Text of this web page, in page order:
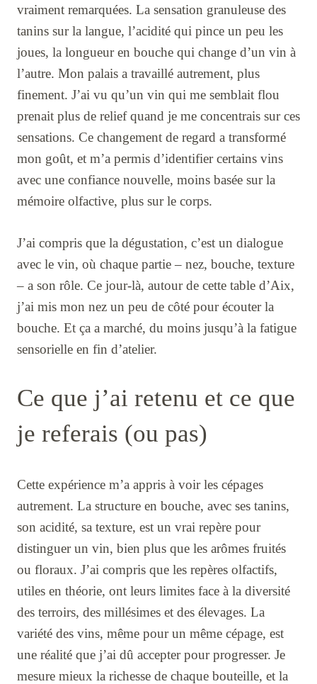
vraiment remarquées. La sensation granuleuse des
tanins sur la langue, l’acidité qui pince un peu les
joues, la longueur en bouche qui change d’un vin à
l’autre. Mon palais a travaillé autrement, plus
finement. J’ai vu qu’un vin qui me semblait flou
prenait plus de relief quand je me concentrais sur ces
sensations. Ce changement de regard a transformé
mon goût, et m’a permis d’identifier certains vins
avec une confiance nouvelle, moins basée sur la
mémoire olfactive, plus sur le corps.
J’ai compris que la dégustation, c’est un dialogue
avec le vin, où chaque partie – nez, bouche, texture
– a son rôle. Ce jour-là, autour de cette table d’Aix,
j’ai mis mon nez un peu de côté pour écouter la
bouche. Et ça a marché, du moins jusqu’à la fatigue
sensorielle en fin d’atelier.
Ce que j’ai retenu et ce que
je referais (ou pas)
Cette expérience m’a appris à voir les cépages
autrement. La structure en bouche, avec ses tanins,
son acidité, sa texture, est un vrai repère pour
distinguer un vin, bien plus que les arômes fruités
ou floraux. J’ai compris que les repères olfactifs,
utiles en théorie, ont leurs limites face à la diversité
des terroirs, des millésimes et des élevages. La
variété des vins, même pour un même cépage, est
une réalité que j’ai dû accepter pour progresser. Je
mesure mieux la richesse de chaque bouteille, et la